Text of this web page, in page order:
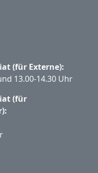
(für Externe):
13.00-14.30 Uhr
(für